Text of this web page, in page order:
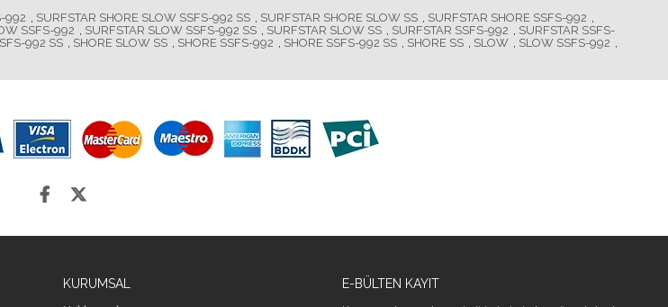
992 , SURFSTAR SHORE SLOW SSFS-992 SS , SURFSTAR SHORE SLOW SS , SURFSTAR SHORE SSFS-992 ,
SSFS-992 , SURFSTAR SLOW SSFS-992 SS , SURFSTAR SLOW SS , SURFSTAR SSFS-992 , SURFSTAR SSFS-
992 SS , SHORE SLOW SS , SHORE SSFS-992 , SHORE SSFS-992 SS , SHORE SS , SLOW , SLOW SSFS-992 ,
KURUMSAL E-BÜLTEN KAYIT